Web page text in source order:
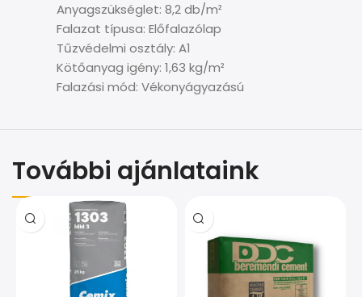
Anyagszükséglet: 8,2 db/m²
Falazat típusa: Előfalazólap
Tűzvédelmi osztály: A1
Kötőanyag igény: 1,63 kg/m²
Falazási mód: Vékonyágyazású
További ajánlataink